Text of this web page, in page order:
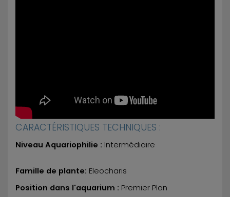
CARACTÉRISTIQUES TECHNIQUES :
Niveau Aquariophilie : Intermédiaire
Famille de plante: Eleocharis
Position dans l'aquarium : Premier Plan